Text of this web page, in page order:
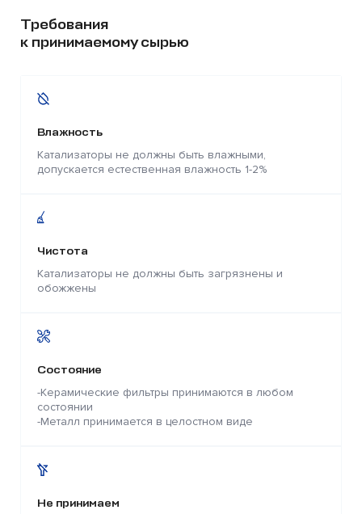
Требования
к принимаемому сырью
Влажность
Катализаторы не должны быть влажными,
допускается естественная влажность 1-2%
Чистота
Катализаторы не должны быть загрязнены и
обожжены
Состояние
-Керамические фильтры принимаются в любом
состоянии
-Металл принимается в целостном виде
Не принимаем